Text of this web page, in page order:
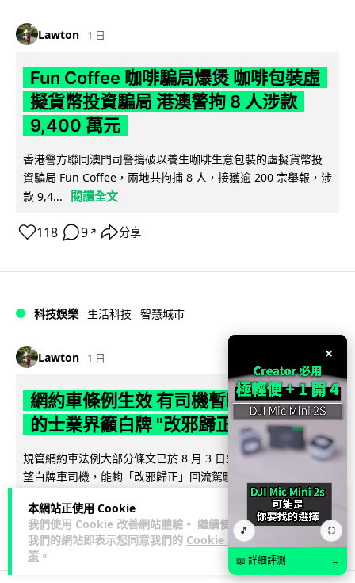
本網站正使用 Cookie
我們使用 Cookie 改善網站體驗。 繼續使用
我們的網站即表示您同意我們的 Cookie 政
策 。
Lawton 1 日
Fun Coffee 咖啡騙局爆煲 咖啡包裝虛
擬貨幣投資騙局 港澳警拘 8 人涉款
9,400 萬元
香港警方聯同澳門司警搗破以養生咖啡生意包裝的虛擬貨幣投
資騙局 Fun Coffee，兩地共拘捕 8 人，接獲逾 200 宗舉報，涉
款 9,4...
閱讀全文
118 9 ↗ 分享
科技娛樂 生活科技 智慧城市
Lawton 1 日
網約車條例生效 有司機暫時停工避風頭
的士業界籲白牌 "改邪歸正"
規管網約車法例大部分條文已於 8 月 3 日生效，的士業界就期
望白牌車司機，能夠「改邪歸正」回流駕駛的士。新例大幅提
205 146 ↗ 分享
×
🎵 ⛶
📖 詳細評測 →